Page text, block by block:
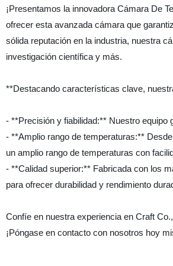
¡Presentamos la innovadora Cámara De
ofrecer esta avanzada cámara que
sólida reputación en la industria, nuestra
investigación científica y más.
**Destacando características clave,
- **Precisión y fiabilidad:** Nuestro
- **Amplio rango de temperaturas:**
un amplio rango de temperaturas con
- **Calidad superior:** Fabricada con los
para ofrecer durabilidad y rendimiento
Confíe en nuestra experiencia en Craft
¡Póngase en contacto con nosotros hoy